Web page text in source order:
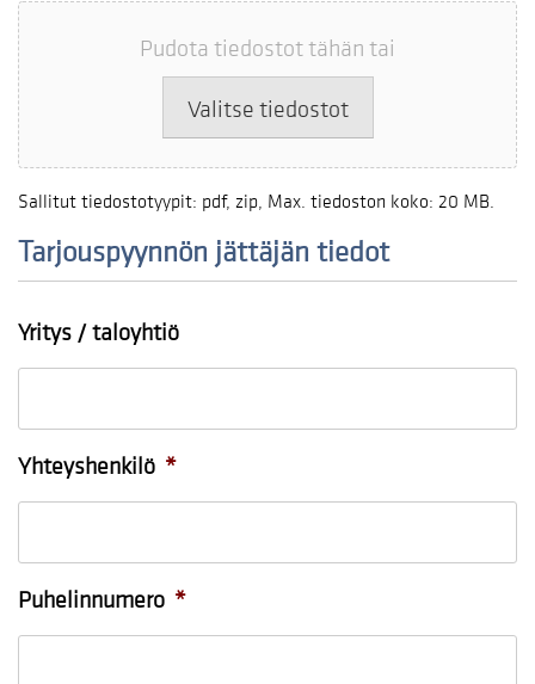
Pudota tiedostot tähän tai
Valitse tiedostot
Sallitut tiedostotyypit: pdf, zip, Max. tiedoston koko: 20 MB.
Tarjouspyynnön jättäjän tiedot
Yritys / taloyhtiö
Yhteyshenkilö *
Puhelinnumero *